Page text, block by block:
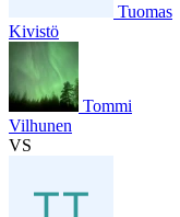
Tuomas
Kivistö
Tommi
Vilhunen
VS